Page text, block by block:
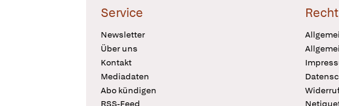
Service
Newsletter
Über uns
Kontakt
Mediadaten
Abo kündigen